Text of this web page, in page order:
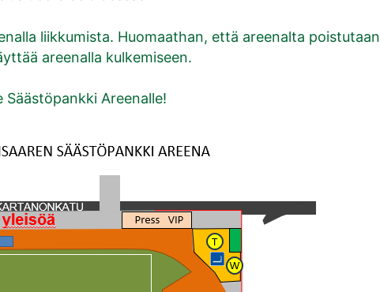
liikkumista. Huomaathan, että areenalta poistutaan
areenalla kulkemiseen.
Areenalle!